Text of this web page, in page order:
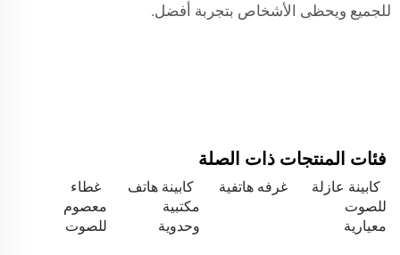
للجميع ويحظى الأشخاص بتجربة أفضل.
فئات المنتجات ذات الصلة
كابينة عازلة
للصوت
معيارية
غرفه هاتفية
كابينة هاتف
مكتبية
وحدوية
غطاء
معصوم
للصوت